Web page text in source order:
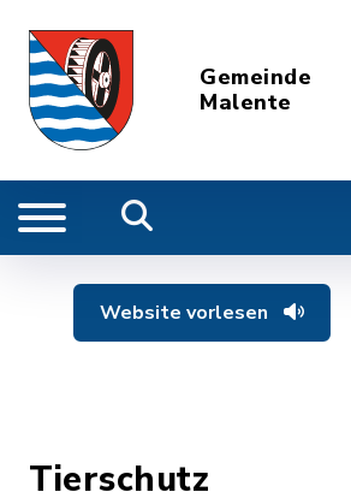
Gemeinde
Malente
Website vorlesen
Tierschutz